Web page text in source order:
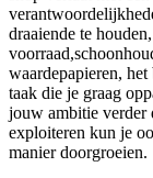
draaiende te
waardepapieren,
taak die je graag
jouw ambitie verder
exploiteren kun je
manier doorgroeien.